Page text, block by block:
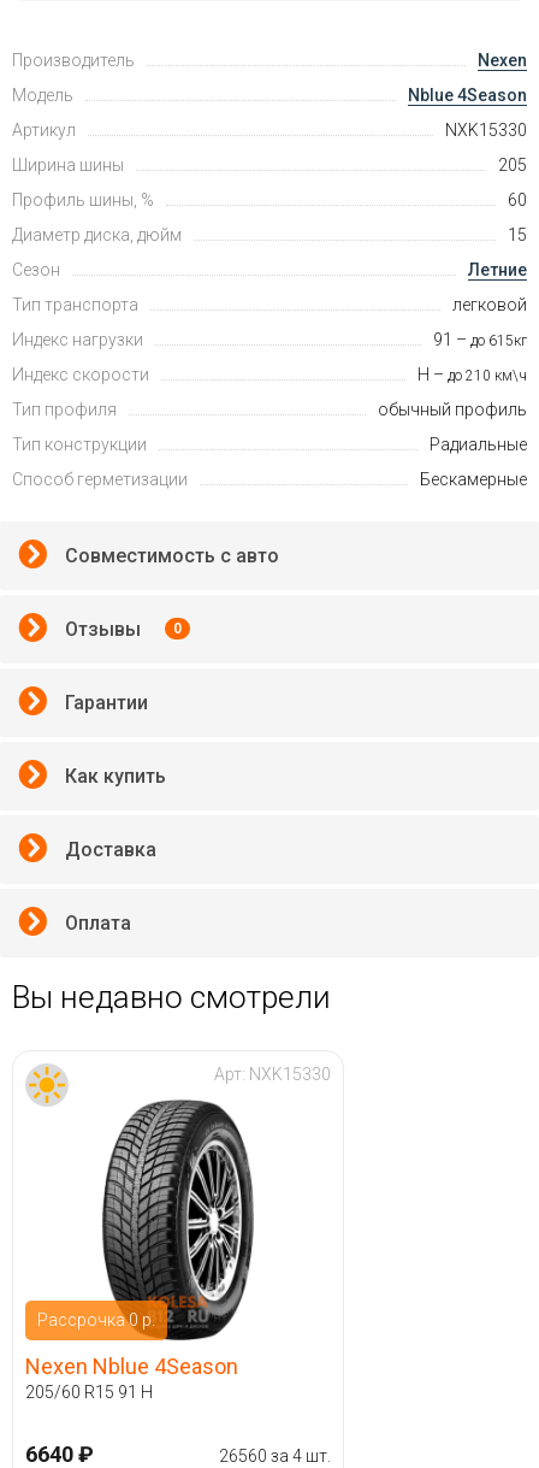
Производитель
Nexen
Модель
Nblue 4Season
Артикул
NXK15330
Ширина шины
205
Профиль шины, %
60
Диаметр диска, дюйм
15
Сезон
Летние
Тип транспорта
легковой
Индекс нагрузки
91 – до 615кг
Индекс скорости H – до 210 км\ч
Тип профиля
обычный профиль
Тип конструкции
Радиальные
Способ герметизации
Бескамерные
Совместимость с авто
Отзывы 0
Гарантии
Как купить
Доставка
Оплата
Вы недавно смотрели
Рассрочка 0 р.
Арт: NXK15330
Nexen Nblue 4Season
205/60 R15 91 H
6640 ₽ 26560 за 4 шт.